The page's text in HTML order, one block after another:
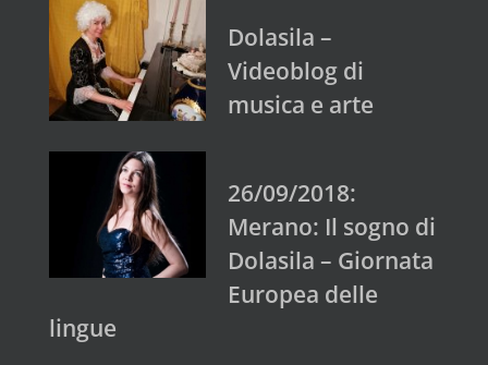
Dolasila –
Videoblog di
musica e arte
26/09/2018:
Merano: Il sogno di
Dolasila – Giornata
Europea delle
lingue